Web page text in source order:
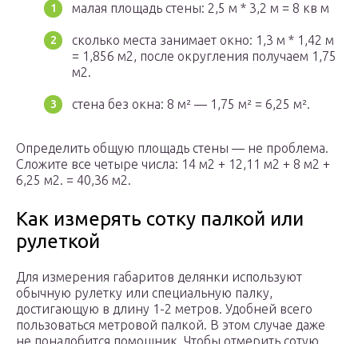
малая площадь стены: 2,5 м * 3,2 м = 8 кв м
сколько места занимает окно: 1,3 м * 1,42 м
= 1,856 м2, после округления получаем 1,75
м2.
стена без окна: 8 м² — 1,75 м² = 6,25 м².
Определить общую площадь стены — не проблема.
Сложите все четыре числа: 14 м2 + 12,11 м2 + 8 м2 +
6,25 м2. = 40,36 м2.
Как измерять сотку палкой или
рулеткой
Для измерения габаритов делянки используют
обычную рулетку или специальную палку,
достигающую в длину 1-2 метров. Удобней всего
пользоваться метровой палкой. В этом случае даже
не понадобится помощник. Чтобы отмерить сотую